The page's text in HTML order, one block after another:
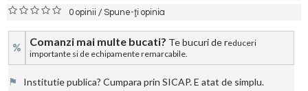
0 opinii /Spune-ţi opinia
% Comanzi mai multe bucati? Te bucuri de reduceri
importante si de echipamente remarcabile.
⚑ Institutie publica? Cumpara prin SICAP. E atat de simplu.